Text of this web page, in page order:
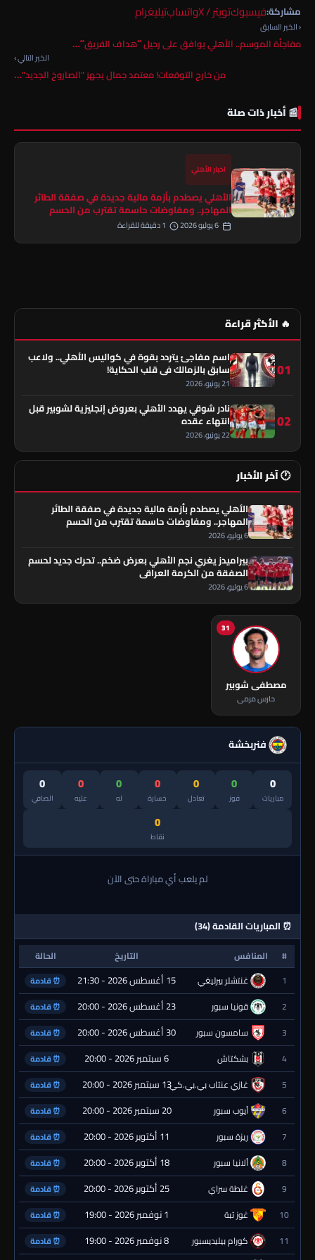
مشاركة:فيسبوكتويتر / X واتسابتيليغرام
‹ الخبر السابق
مفاجأة الموسم.. الأهلي يوافق على رحيل “هداف الفريق”…
الخبر التالي ›
من خارج التوقعات! معتمد جمال يجهز "الصاروخ الجديد"…
📰 أخبار ذات صلة
اخبار الأهلي
الأهلي يصطدم بأزمة مالية جديدة في صفقة الطائر
المهاجر.. ومفاوضات حاسمة تقترب من الحسم
🔥 الأكثر قراءة
01
اسم مفاجئ يتردد بقوة في كواليس الأهلي.. ولاعب
سابق بالزمالك في قلب الحكاية!
21 يونيو، 2026
02
نادر شوقي يهدد الأهلي بعروض إنجليزية لشوبير قبل
انتهاء عقده
22 يونيو، 2026
🕐 آخر الأخبار
الأهلي يصطدم بأزمة مالية جديدة في صفقة الطائر
المهاجر.. ومفاوضات حاسمة تقترب من الحسم
6 يوليو، 2026
بيراميدز يغري نجم الأهلي بعرض ضخم.. تحرك جديد لحسم
الصفقة من الكرمة العراقي
6 يوليو، 2026
31
مصطفى شوبير
حارس مرمى
فنربخشة
0
مباريات
0
فوز
0
تعادل
0
خسارة
0
له
0
عليه
0
الصافي
0
نقاط
لم يلعب أي مباراة حتى الآن
⏰ المباريات القادمة (34)
# المنافس التاريخ
الحالة
1
غنتشلر بيرليغي 15 أغسطس 2026 - 21:30 ⏰ قادمة
2 قونيا سبور 23 أغسطس 2026 - 20:00 ⏰ قادمة
3 سامسون سبور 30 أغسطس 2026 - 20:00 ⏰ قادمة
4 بشكتاش 6 سبتمبر 2026 - 20:00 ⏰ قادمة
5 غازي عنتاب بي.بي.كي.13 سبتمبر 2026 - 20:00 ⏰ قادمة
6 أيوب سبور 20 سبتمبر 2026 - 20:00 ⏰ قادمة
7 ريزة سبور 11 أكتوبر 2026 - 20:00 ⏰ قادمة
8 ألانيا سبور 18 أكتوبر 2026 - 20:00 ⏰ قادمة
9 غلطة سراي 25 أكتوبر 2026 - 20:00 ⏰ قادمة
10 غوز تبة 1 نوفمبر 2026 - 19:00 ⏰ قادمة
11 كورام بيليديسبور 8 نوفمبر 2026 - 19:00 ⏰ قادمة